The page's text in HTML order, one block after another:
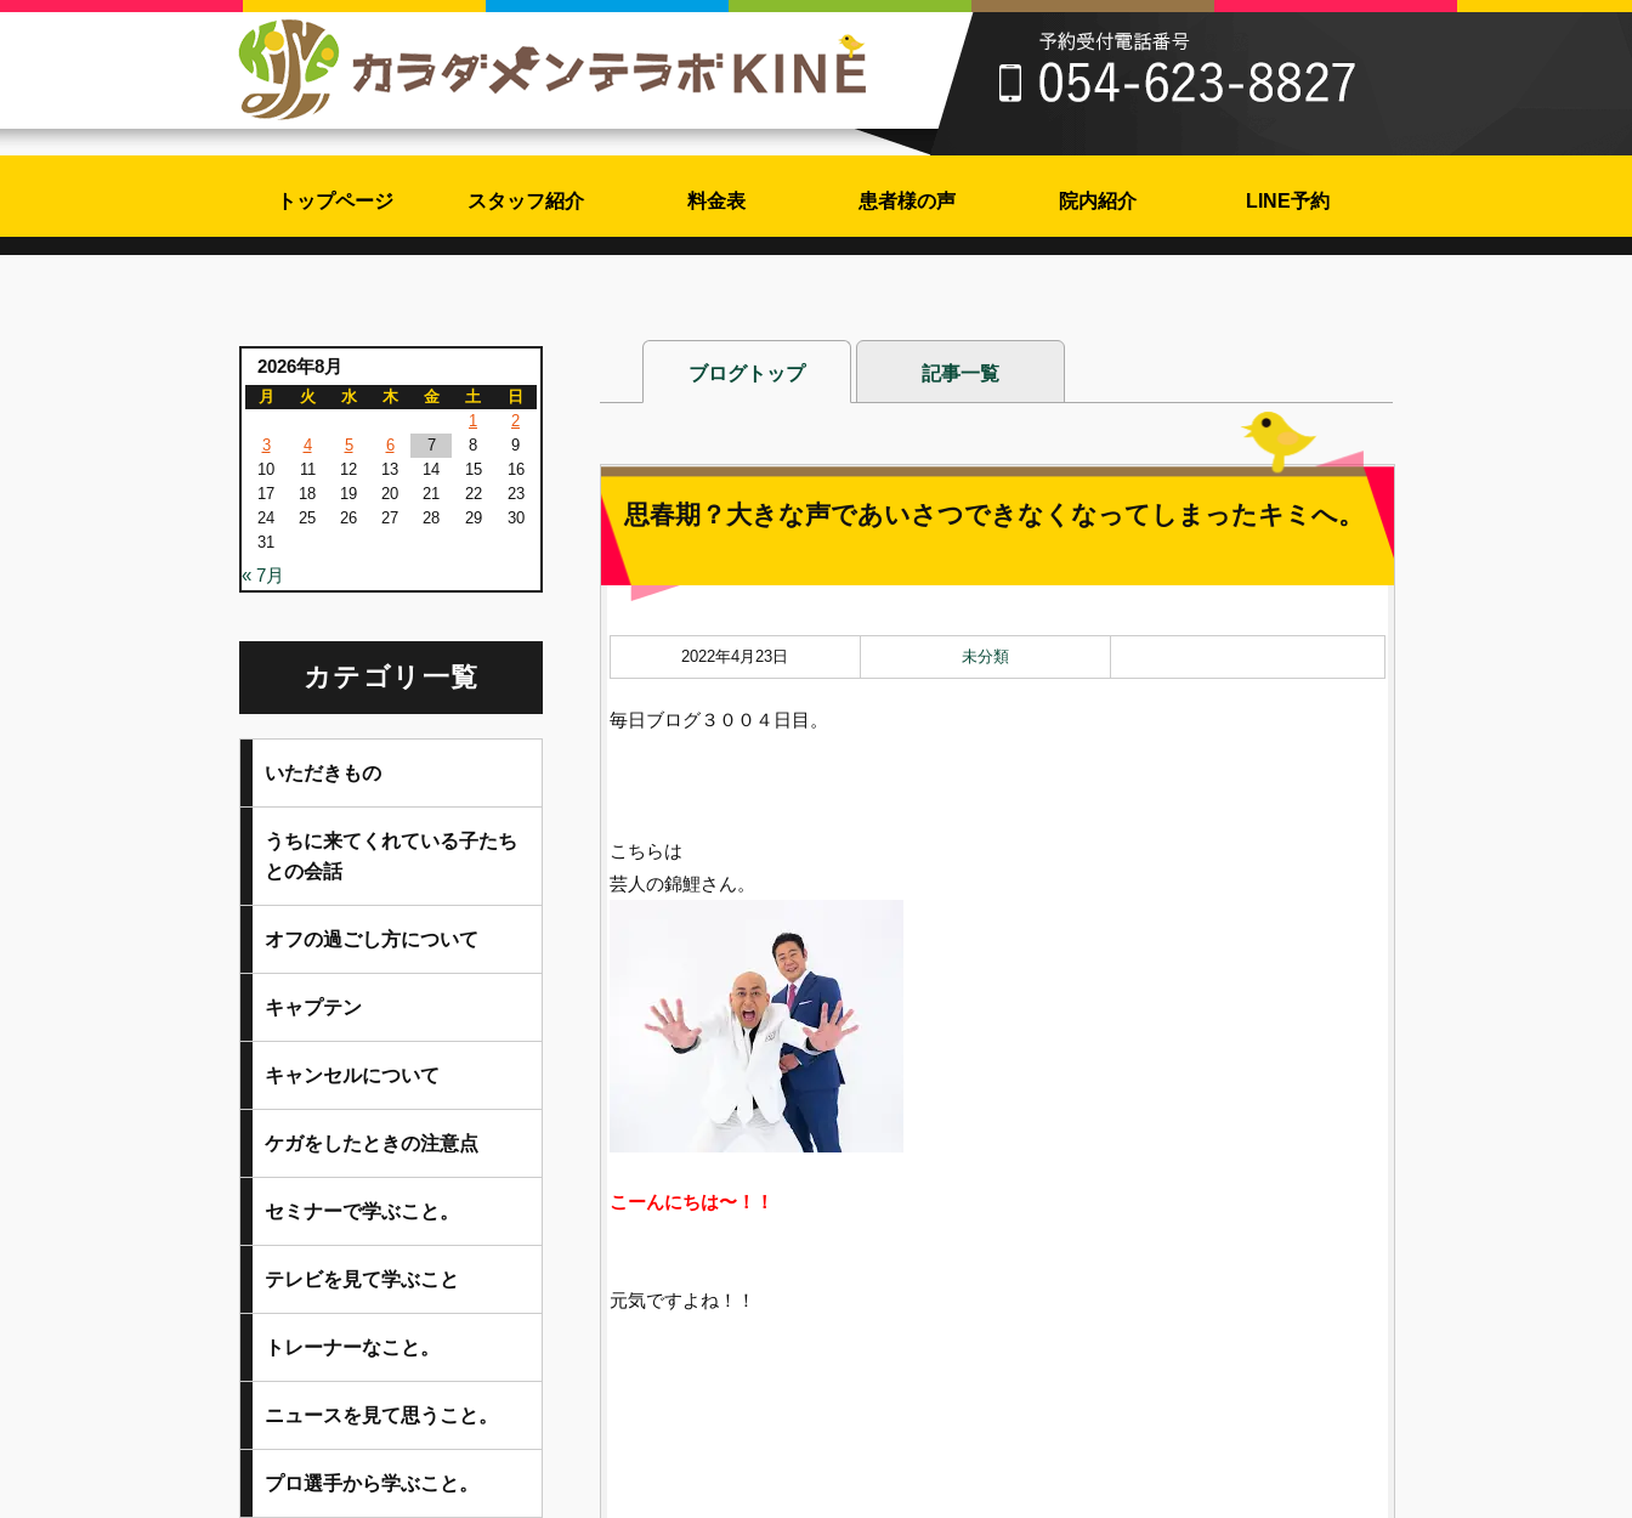
トップページ スタッフ紹介 料金表 患者様の声 院内紹介 LINE予約
ブログトップ 記事一覧
思春期？大きな声であいさつできなくなってしまったキミへ。
2022年4月23日 未分類
毎日ブログ３００４日目。
こちらは
芸人の錦鯉さん。
こーんにちは〜！！
元気ですよね！！
2026年8月
月 火 水 木 金 土
日
1
2
3
4 5 6 7 8
9
10
11 12 13 14 15
16
17
18 19 20 21 22
23
24
25 26 27 28 29
30
31
« 7月
カテゴリ一覧
いただきもの
うちに来てくれている子たち
との会話
オフの過ごし方について
キャプテン
キャンセルについて
ケガをしたときの注意点
セミナーで学ぶこと。
テレビを見て学ぶこと
トレーナーなこと。
ニュースを見て思うこと。
プロ選手から学ぶこと。